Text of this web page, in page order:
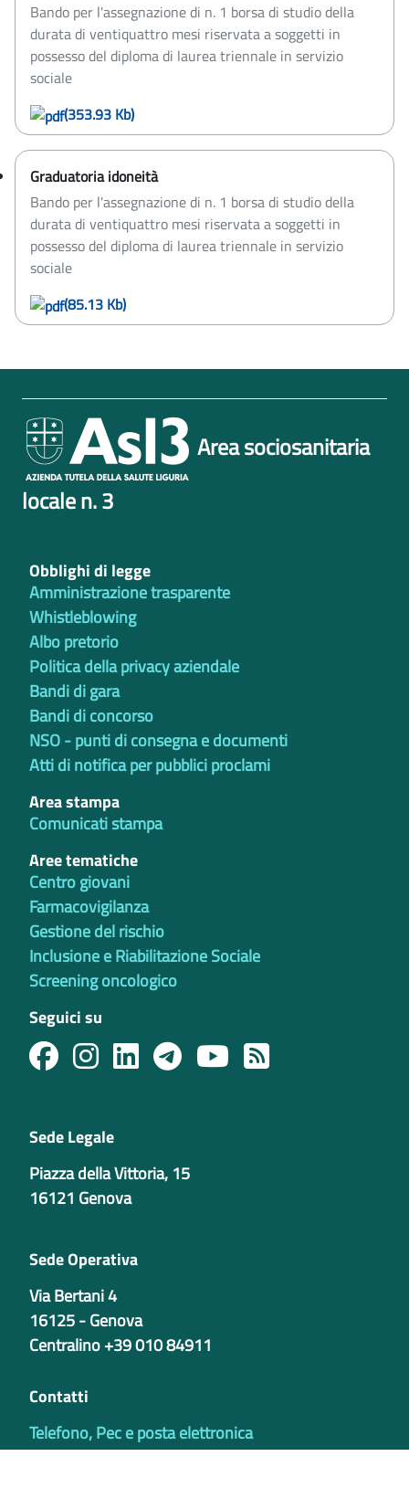
Bando per l'assegnazione di n. 1 borsa di studio della
durata di ventiquattro mesi riservata a soggetti in
possesso del diploma di laurea triennale in servizio
sociale
(353.93 Kb)
Graduatoria idoneità
Bando per l'assegnazione di n. 1 borsa di studio della
durata di ventiquattro mesi riservata a soggetti in
possesso del diploma di laurea triennale in servizio
sociale
(85.13 Kb)
Area sociosanitaria
locale n. 3
Obblighi di legge
Amministrazione trasparente
Whistleblowing
Albo pretorio
Politica della privacy aziendale
Bandi di gara
Bandi di concorso
NSO - punti di consegna e documenti
Atti di notifica per pubblici proclami
Area stampa
Comunicati stampa
Aree tematiche
Centro giovani
Farmacovigilanza
Gestione del rischio
Inclusione e Riabilitazione Sociale
Screening oncologico
Seguici su
Sede Legale
Piazza della Vittoria, 15
16121 Genova
Sede Operativa
Via Bertani 4
16125 - Genova
Centralino +39 010 84911
Contatti
Telefono, Pec e posta elettronica